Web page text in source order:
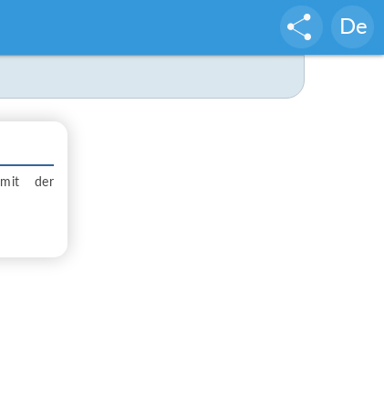
De
mit der